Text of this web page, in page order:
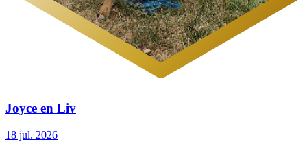
Joyce en Liv
18 jul. 2026